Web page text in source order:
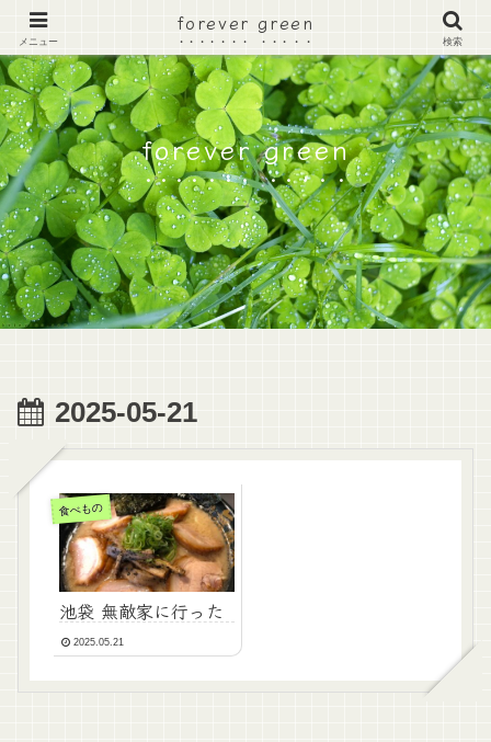
forever green
2025-05-21
食べもの
池袋 無敵家に行った
2025.05.21
メニュー
forever green
検索